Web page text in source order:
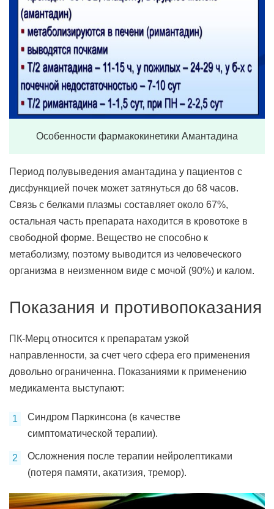
Особенности фармакокинетики Амантадина
Период полувыведения амантадина у пациентов с
дисфункцией почек может затянуться до 68 часов.
Связь с белками плазмы составляет около 67%,
остальная часть препарата находится в кровотоке в
свободной форме. Вещество не способно к
метаболизму, поэтому выводится из человеческого
организма в неизменном виде с мочой (90%) и калом.
Показания и противопоказания
ПК-Мерц относится к препаратам узкой
направленности, за счет чего сфера его применения
довольно ограниченна. Показаниями к применению
медикамента выступают:
Синдром Паркинсона (в качестве
симптоматической терапии).
Осложнения после терапии нейролептиками
(потеря памяти, акатизия, тремор).